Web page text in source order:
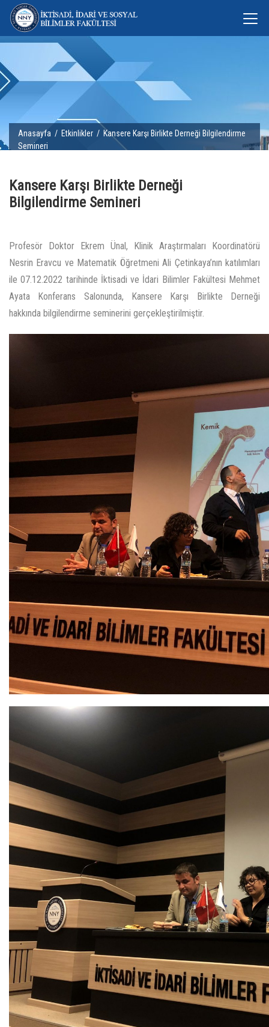
Anasayfa / Etkinlikler / Kansere Karşı Birlikte Derneği Bilgilendirme
Semineri
Kansere Karşı Birlikte Derneği
Bilgilendirme Semineri
Profesör Doktor Ekrem Ünal, Klinik Araştırmaları Koordinatörü
Nesrin Eravcu ve Matematik Öğretmeni Ali Çetinkaya’nın katılımları
ile 07.12.2022 tarihinde İktisadi ve İdari Bilimler Fakültesi Mehmet
Ayata Konferans Salonunda, Kansere Karşı Birlikte Derneği
hakkında bilgilendirme seminerini gerçekleştirilmiştir.